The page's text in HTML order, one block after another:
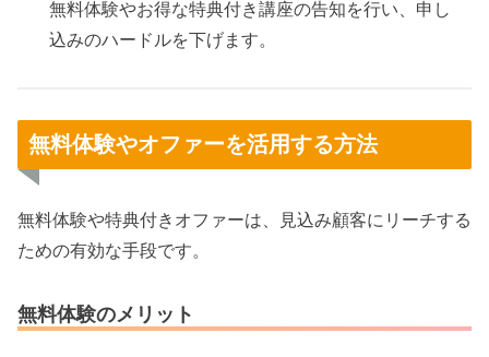
無料体験やお得な特典付き講座の告知を行い、申し
込みのハードルを下げます。
無料体験やオファーを活用する方法
無料体験や特典付きオファーは、見込み顧客にリーチする
ための有効な手段です。
無料体験のメリット